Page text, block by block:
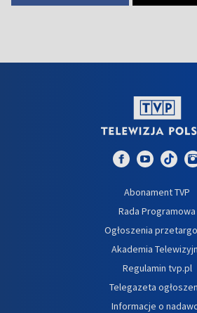
Abonament TVP
Rada Programowa
Ogłoszenia
Akademia
Regulamin tvp.pl
Telegazeta
Informacje o